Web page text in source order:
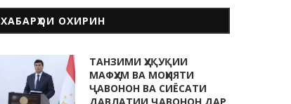
ХАБАРҲОИ ОХИРИН
ТАНЗИМИ ҲУҚУҚИИ
МАФҲУМ ВА МОҲИЯТИ
ҶАВОНОН ВА СИЁСАТИ